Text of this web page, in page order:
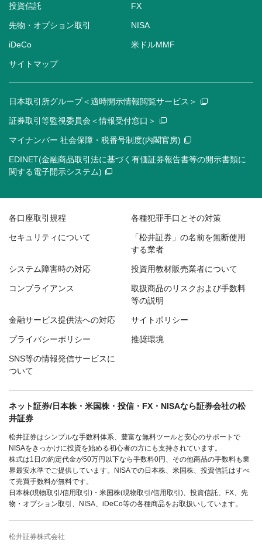
投資信託 FX
先物・オプション取引 NISA
iDeCo 米ドルMMF
サイトマップ
日本取引所グループ＜適時開示情報閲覧サービス＞
証券取引等監視委員会＜情報受付窓口＞
マイナンバー 社会保障・税番号制度(内閣官房)
EDINET(金融商品取引法に基づく有価証券報告書等の開示書類に
関する電子開示システム)
各口座取引規程 各種犯罪手口とその対策
セキュリティについて
「松井証券」の名前を無断使用
する業者
システム障害時の対応 投資用教材販売業者について
コンプライアンス
取扱商品のリスクおよび手数料
等の説明
金融サービス提供法への対応 サイトポリシー
プライバシーポリシー 推奨環境
SNS等の情報発信サービスに
ついて
ネット証券/日本株・米国株・投信・FX・NISAなら証券会社の松
井証券
松井証券はシンプルな手数料体系、豊富な無料ツールと安心のサポートで
NISAをきっかけに投資を始める初心者の方にも支持されています。
株式は1日の約定代金が50万円以下なら手数料0円、その他商品の手数料も業
界最安水準でご提供しています。NISAでの日本株、米国株、投資信託はすべ
て売買手数料が無料です。
日本株(現物取引/信用取引)・米国株(現物取引/信用取引)、投資信託、FX、先
物・オプション取引、NISA、iDeCo等の各種商品をお取扱いしています。
松井証券株式会社